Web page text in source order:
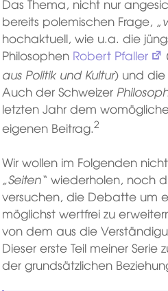
Das Thema, nicht nur
bereits polemischen Frage,
hochaktuell, wie u.a. die
Philosophen Robert Pfaller
aus Politik und Kultur) und die
Auch der Schweizer
letzten Jahr dem
eigenen Beitrag.2
Wir wollen im Folgenden
„Seiten“ wiederholen, noch
versuchen, die Debatte um
möglichst wertfrei zu
von dem aus die
Dieser erste Teil meiner Serie
der grundsätzlichen